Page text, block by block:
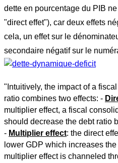
dette en pourcentage du PIB
"direct effet"), car deux effets
cela, un effet sur le
secondaire négatif sur le
"Intuitively, the impact of a
ratio combines two effects: -
multiplier effect, a fiscal
should decrease the debt ratio
- Multiplier effect: the direct
lower GDP which increases
multiplier effect is channeled